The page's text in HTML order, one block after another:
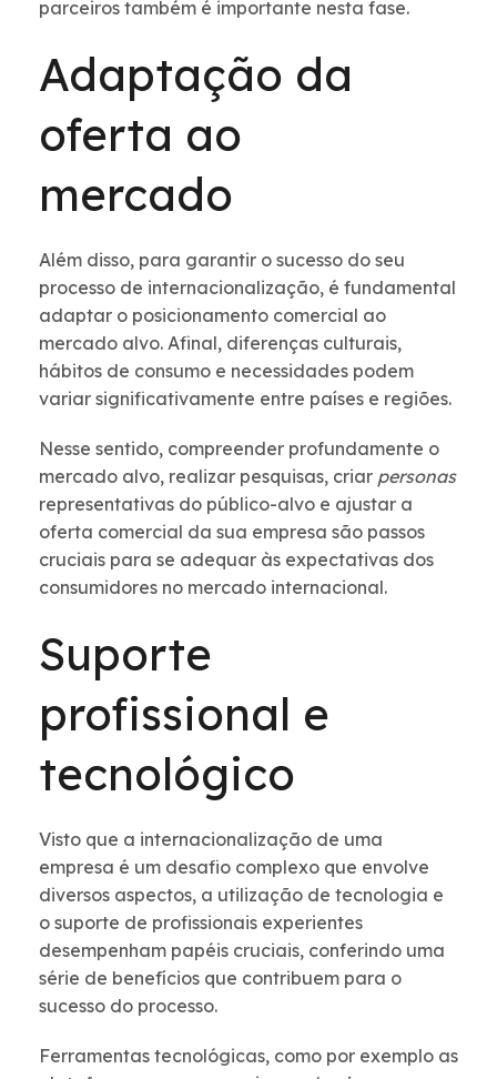
parceiros também é importante nesta fase.
Adaptação da
oferta ao
mercado
Além disso, para garantir o sucesso do seu
processo de internacionalização, é fundamental
adaptar o posicionamento comercial ao
mercado alvo. Afinal, diferenças culturais,
hábitos de consumo e necessidades podem
variar significativamente entre países e regiões.
Nesse sentido, compreender profundamente o
mercado alvo, realizar pesquisas, criar personas
representativas do público-alvo e ajustar a
oferta comercial da sua empresa são passos
cruciais para se adequar às expectativas dos
consumidores no mercado internacional.
Suporte
profissional e
tecnológico
Visto que a internacionalização de uma
empresa é um desafio complexo que envolve
diversos aspectos, a utilização de tecnologia e
o suporte de profissionais experientes
desempenham papéis cruciais, conferindo uma
série de benefícios que contribuem para o
sucesso do processo.
Ferramentas tecnológicas, como por exemplo as